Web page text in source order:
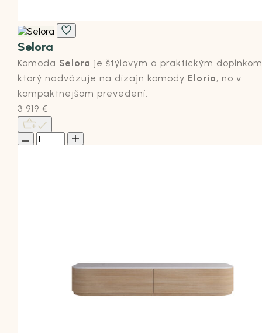
Selora
Komoda Selora je štýlovým a praktickým
ktorý nadväzuje na dizajn komody Eloria, no v
kompaktnejšom prevedení.
3 919 €